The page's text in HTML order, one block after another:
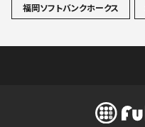
福岡ソフトバンクホークス